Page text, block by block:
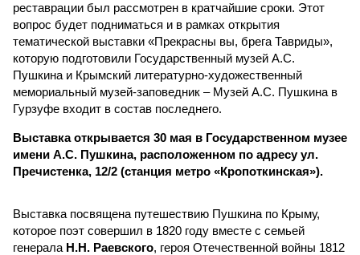
реставрации был рассмотрен в кратчайшие сроки. Этот
вопрос будет подниматься и в рамках открытия
тематической выставки «Прекрасны вы, брега Тавриды»,
которую подготовили Государственный музей А.С.
Пушкина и Крымский литературно-художественный
мемориальный музей-заповедник – Музей А.С. Пушкина в
Гурзуфе входит в состав последнего.
Выставка открывается 30 мая в Государственном музее
имени А.С. Пушкина, расположенном по адресу ул.
Пречистенка, 12/2 (станция метро «Кропоткинская»).
Выставка посвящена путешествию Пушкина по Крыму,
которое поэт совершил в 1820 году вместе с семьей
генерала Н.Н. Раевского, героя Отечественной войны 1812